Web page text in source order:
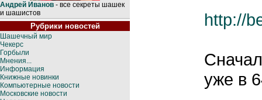
Андрей Иванов - все секреты шашек
и шашистов
Рубрики новостей
Шашечный мир
Чекерс
Горбыли
Мнения...
Информация
Книжные новинки
Компьютерные новости
Московские новости
http://
уже в